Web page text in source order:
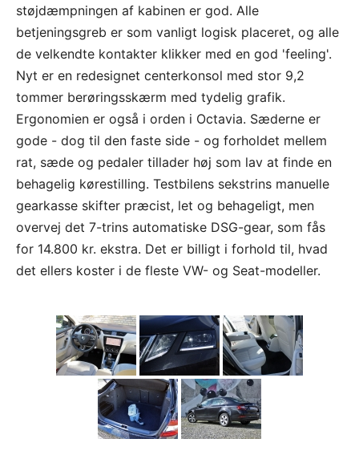
støjdæmpningen af kabinen er god. Alle
betjeningsgreb er som vanligt logisk placeret, og alle
de velkendte kontakter klikker med en god 'feeling'.
Nyt er en redesignet centerkonsol med stor 9,2
tommer berøringsskærm med tydelig grafik.
Ergonomien er også i orden i Octavia. Sæderne er
gode - dog til den faste side - og forholdet mellem
rat, sæde og pedaler tillader høj som lav at finde en
behagelig kørestilling. Testbilens sekstrins manuelle
gearkasse skifter præcist, let og behageligt, men
overvej det 7-trins automatiske DSG-gear, som fås
for 14.800 kr. ekstra. Det er billigt i forhold til, hvad
det ellers koster i de fleste VW- og Seat-modeller.